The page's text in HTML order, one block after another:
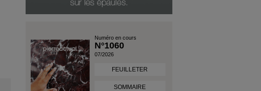
Numéro en cours
N°1060
07/2026
FEUILLETER
SOMMAIRE